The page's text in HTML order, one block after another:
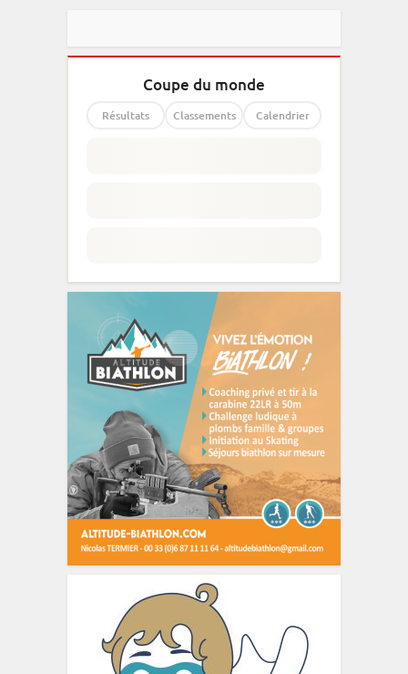
Coupe du monde
Résultats Classements Calendrier